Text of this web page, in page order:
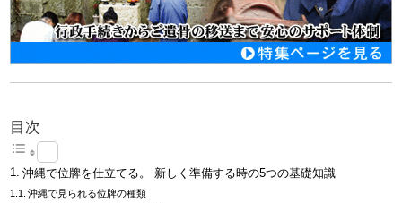
目次
沖縄で位牌を仕立てる。 新しく準備する時の5つの基礎知識
沖縄で見られる位牌の種類